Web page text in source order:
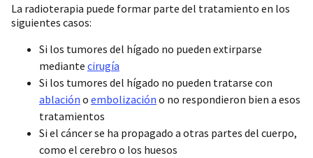
La radioterapia puede formar parte del tratamiento en los
siguientes casos:
Si los tumores del hígado no pueden extirparse
mediante cirugía
Si los tumores del hígado no pueden tratarse con
ablación o embolización o no respondieron bien a esos
tratamientos
Si el cáncer se ha propagado a otras partes del cuerpo,
como el cerebro o los huesos